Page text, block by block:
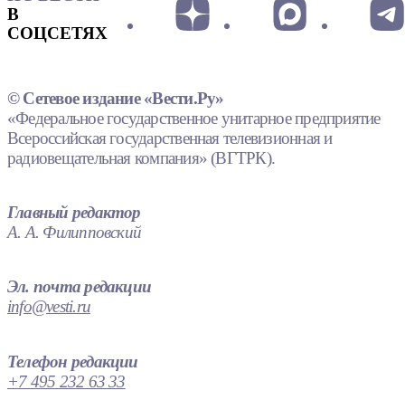
В
СОЦСЕТЯХ
© Сетевое издание «Вести.Ру»
«Федеральное государственное унитарное предприятие
Всероссийская государственная телевизионная и
радиовещательная компания» (ВГТРК).
Главный редактор
А. А. Филипповский
Эл. почта редакции
info@vesti.ru
Телефон редакции
+7 495 232 63 33